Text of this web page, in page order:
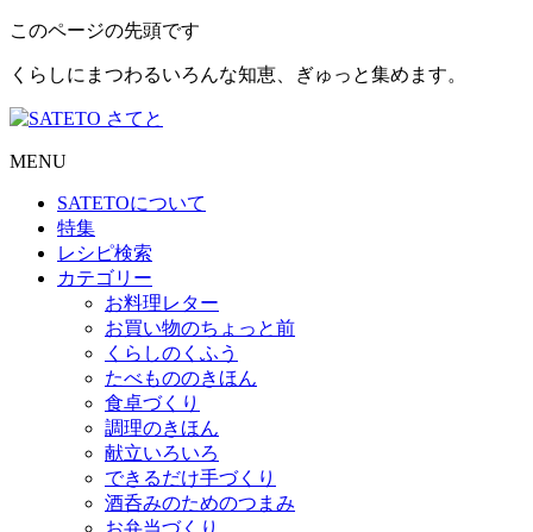
このページの先頭です
くらしにまつわるいろんな知恵、ぎゅっと集めます。
MENU
SATETOについて
特集
レシピ検索
カテゴリー
お料理レター
お買い物のちょっと前
くらしのくふう
たべもののきほん
食卓づくり
調理のきほん
献立いろいろ
できるだけ手づくり
酒呑みのためのつまみ
お弁当づくり